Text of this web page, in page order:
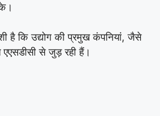
है कि उद्योग की प्रमुख कंपनियां, जैसे
से जुड़ रही हैं।